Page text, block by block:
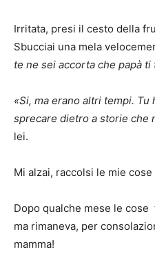
Irritata, presi il cesto della
Sbucciai una mela
te ne sei accorta che papà ti
«Si, ma erano altri tempi.
sprecare dietro a storie che
lei.
Mi alzai, raccolsi le mie cose
Dopo qualche mese le
ma rimaneva, per
mamma!